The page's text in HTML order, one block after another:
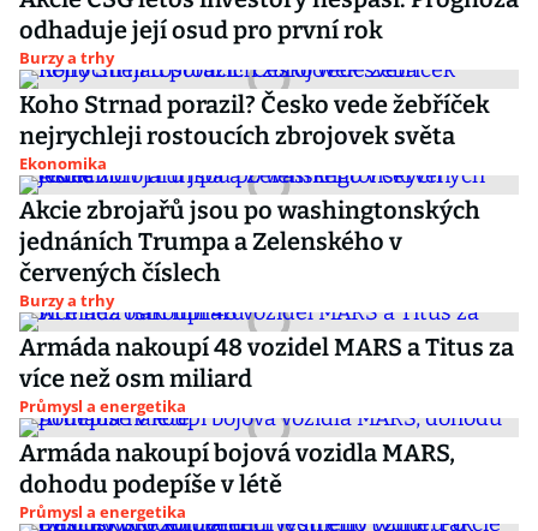
odhaduje její osud pro první rok
Burzy a trhy
Koho Strnad porazil? Česko vede žebříček
nejrychleji rostoucích zbrojovek světa
Ekonomika
Akcie zbrojařů jsou po washingtonských
jednáních Trumpa a Zelenského v
červených číslech
Burzy a trhy
Armáda nakoupí 48 vozidel MARS a Titus za
více než osm miliard
Průmysl a energetika
Armáda nakoupí bojová vozidla MARS,
dohodu podepíše v létě
Průmysl a energetika